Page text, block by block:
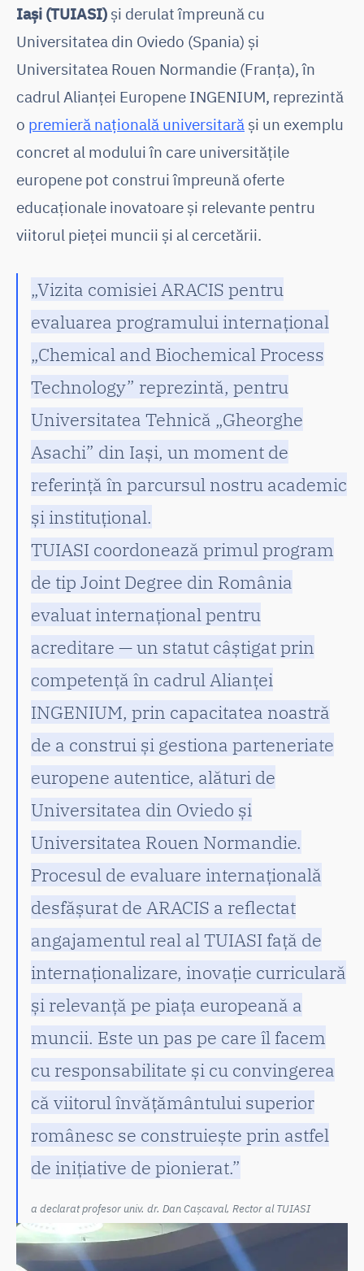
Iași (TUIASI) și derulat împreună cu
Universitatea din Oviedo (Spania) și
Universitatea Rouen Normandie (Franța), în
cadrul Alianței Europene INGENIUM, reprezintă
o premieră națională universitară și un exemplu
concret al modului în care universitățile
europene pot construi împreună oferte
educaționale inovatoare și relevante pentru
viitorul pieței muncii și al cercetării.
„Vizita comisiei ARACIS pentru
evaluarea programului internațional
„Chemical and Biochemical Process
Technology” reprezintă, pentru
Universitatea Tehnică „Gheorghe
Asachi” din Iași, un moment de
referință în parcursul nostru academic
și instituțional.
TUIASI coordonează primul program
de tip Joint Degree din România
evaluat internațional pentru
acreditare — un statut câștigat prin
competență în cadrul Alianței
INGENIUM, prin capacitatea noastră
de a construi și gestiona parteneriate
europene autentice, alături de
Universitatea din Oviedo și
Universitatea Rouen Normandie.
Procesul de evaluare internațională
desfășurat de ARACIS a reflectat
angajamentul real al TUIASI față de
internaționalizare, inovație curriculară
și relevanță pe piața europeană a
muncii. Este un pas pe care îl facem
cu responsabilitate și cu convingerea
că viitorul învățământului superior
românesc se construiește prin astfel
de inițiative de pionierat.”
a declarat profesor univ. dr. Dan Cașcaval, Rector al TUIASI